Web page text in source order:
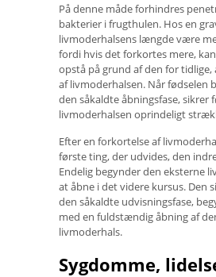
På denne måde forhindres
bakterier i frugthulen. Hos en
livmoderhalsens længde være
fordi hvis det forkortes mere,
opstå på grund af den for
af livmoderhalsen. Når fødselen
den såkaldte åbningsfase, sikrer
livmoderhalsen oprindeligt
Efter en forkortelse af
første ting, der udvides, den
Endelig begynder den eksterne
at åbne i det videre kursus. Den
den såkaldte udvisningsfase,
med en fuldstændig åbning af
livmoderhals.
Sygdomme,